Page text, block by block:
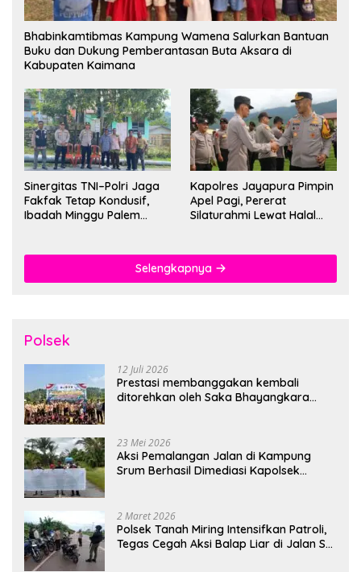
Bhabinkamtibmas Kampung Wamena Salurkan Bantuan
Buku dan Dukung Pemberantasan Buta Aksara di
Kabupaten Kaimana
Sinergitas TNI–Polri Jaga
Fakfak Tetap Kondusif,
Ibadah Minggu Palem
Kapolres Jayapura Pimpin
Apel Pagi, Pererat
Silaturahmi Lewat Halal
Selengkapnya
Polsek
12 Juli 2026
Prestasi membanggakan kembali
ditorehkan oleh Saka Bhayangkara
23 Mei 2026
Aksi Pemalangan Jalan di Kampung
Srum Berhasil Dimediasi Kapolsek
2 Maret 2026
Polsek Tanah Miring Intensifkan Patroli,
Tegas Cegah Aksi Balap Liar di Jalan SP